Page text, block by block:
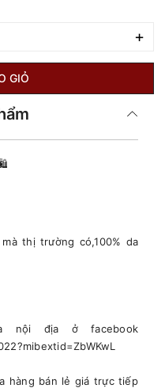
+
GIỎ
thị trường có,100% da
nội địa ở facebook
hàng bán lẻ giá trực tiếp